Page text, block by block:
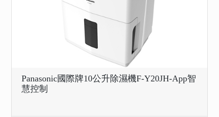
Panasonic國際牌10公升除濕機F-Y20JH-App智
慧控制